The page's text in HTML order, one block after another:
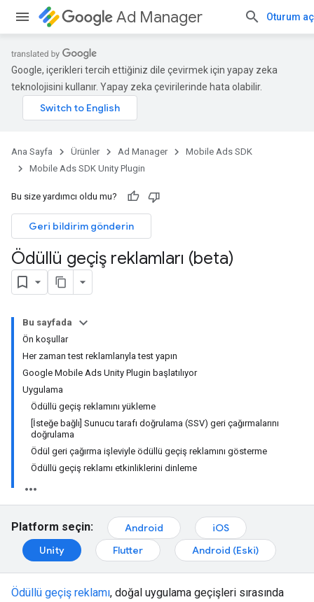
Ad Manager Oturum aç
Google, içerikleri tercih ettiğiniz dile çevirmek için yapay zeka
teknolojisini kullanır. Yapay zeka çevirilerinde hata olabilir.
Ana Sayfa Ürünler Ad Manager
Mobile Ads SDK
Mobile Ads SDK Unity Plugin
Bu size yardımcı oldu mu?
Geri bildirim gönderin
Ödüllü geçiş reklamları (beta)
Bu sayfada
Ön koşullar
Her zaman test reklamlarıyla test yapın
Google Mobile Ads Unity Plugin başlatılıyor
Uygulama
Ödüllü geçiş reklamını yükleme
[İsteğe bağlı] Sunucu tarafı doğrulama (SSV) geri çağırmalarını
doğrulama
Ödül geri çağırma işleviyle ödüllü geçiş reklamını gösterme
Ödüllü geçiş reklamı etkinliklerini dinleme
Platform seçin: Android
iOS
Unity
Flutter Android (Eski)
Ödüllü geçiş reklamı, doğal uygulama geçişleri sırasında